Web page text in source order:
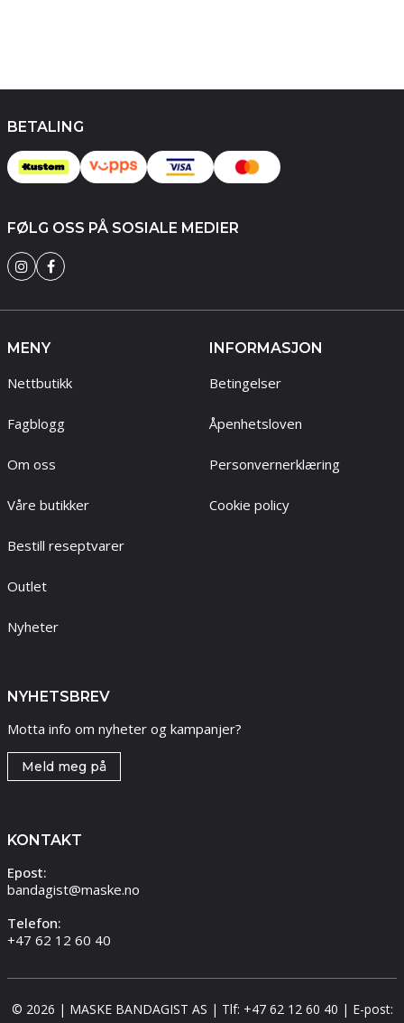
BETALING
FØLG OSS PÅ SOSIALE MEDIER
MENY
Nettbutikk
Fagblogg
Om oss
Våre butikker
Bestill reseptvarer
Outlet
Nyheter
INFORMASJON
Betingelser
Åpenhetsloven
Personvernerklæring
Cookie policy
NYHETSBREV
Motta info om nyheter og kampanjer?
Meld meg på
KONTAKT
Epost:
bandagist@maske.no
Telefon:
+47 62 12 60 40
© 2026 | MASKE BANDAGIST AS | Tlf: +47 62 12 60 40 | E-post: